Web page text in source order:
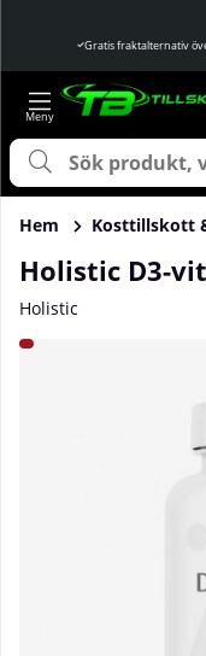
Gratis fraktalternativ
Hem Kosttillskott
Holistic D3-
Holistic
Produktbilder Holistic